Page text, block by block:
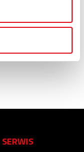
1 >>
SERWIS